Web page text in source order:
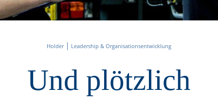
Holder Leadership & Organisationsentwicklung
Und plötzlich